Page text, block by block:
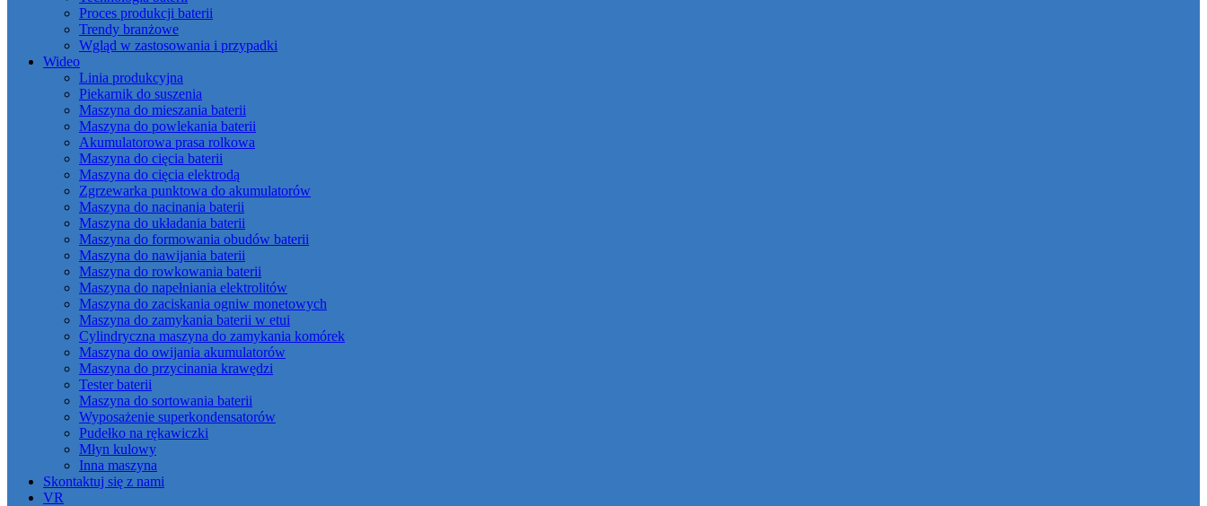
Proces produkcji baterii
Trendy branżowe
Wgląd w zastosowania i przypadki
Wideo
Linia produkcyjna
Piekarnik do suszenia
Maszyna do mieszania baterii
Maszyna do powlekania baterii
Akumulatorowa prasa rolkowa
Maszyna do cięcia baterii
Maszyna do cięcia elektrodą
Zgrzewarka punktowa do akumulatorów
Maszyna do nacinania baterii
Maszyna do układania baterii
Maszyna do formowania obudów baterii
Maszyna do nawijania baterii
Maszyna do rowkowania baterii
Maszyna do napełniania elektrolitów
Maszyna do zaciskania ogniw monetowych
Maszyna do zamykania baterii w etui
Cylindryczna maszyna do zamykania komórek
Maszyna do owijania akumulatorów
Maszyna do przycinania krawędzi
Tester baterii
Maszyna do sortowania baterii
Wyposażenie superkondensatorów
Pudełko na rękawiczki
Młyn kulowy
Inna maszyna
Skontaktuj się z nami
VR